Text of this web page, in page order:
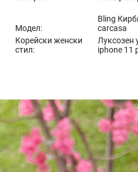
Модел:
Bling
carcasa
Корейски женски
стил:
Луксозен
iphone 11